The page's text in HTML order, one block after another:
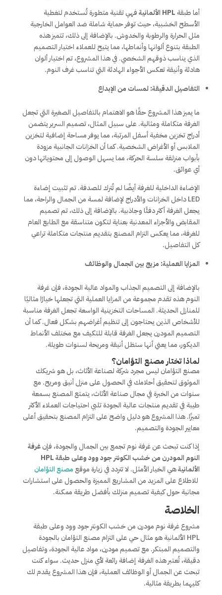
أما طبقة HPL الألمانية
فهي تقنية متطورة تُستخدم لتغطية
الأسطح الخشبية، حيث توفر حماية شاملة ضد العوامل الخارجية
مثل الحرارة والرطوبة والخدوش. بالإضافة إلى ذلك، تتميز هذه
الطبقة بتنوع ألوانها وأنماطها، مما يتيح للعملاء اختيار التصميم
الذي يناسب ذوقهم الشخصي. في هذا المشروع، تم اختيار ألوان
هادئة وأنيقة تعكس الأجواء الهادئة التي تناسب غرف النوم.
التفاصيل الدقيقة: لمسات من الإبداع
ما يميز هذا المشروع حقًا هو الاهتمام بالتفاصيل الصغيرة التي تجعل
الغرفة متكاملة ومثالية. على سبيل المثال، تصميم السرير يتضمن
أدراج تخزين مخفية أسفل المرتبة، مما يوفر مساحة إضافية لتخزين
الملابس أو الأغراض الشخصية. كما أن الخزانات الجانبية مزودة
بأبواب منزلقة سلسة الحركة، مما يسهل الوصول إلى محتوياتها دون
أي عوائق.
الإضاءة الداخلية للغرفة أيضًا لم تُترك للصدفة. تم تثبيت إضاءة
LED داخل الخزانات والأدراج لإضافة لمسة من الجمال والراحة، مما
يجعل الغرفة أكثر دفئًا وجاذبية. بالإضافة إلى ذلك، تم تصميم
المقابض والأجزاء المعدنية بعناية لتكون متناسقة مع الطابع العام
للغرفة، مما يعكس التزام المصنع بتقديم منتجات متكاملة تراعي
كل التفاصيل.
المزايا العملية: مزيج بين الجمال والوظائف
بالإضافة إلى التصميم الجذاب والمواد عالية الجودة، فإن غرفة
النوم هذه تقدم مجموعة من المزايا العملية التي تجعلها خيارًا مثاليًا
للمنازل الحديثة. المساحات التخزينية الواسعة تجعل الغرفة مناسبة
للأشخاص الذين يحتاجون إلى تنظيم أغراضهم بشكل فعال. كما أن
التصميم المودرن يجعل الغرفة قابلة للتكيف مع مختلف الأنماط
الديكور، مما يعني أنها ستظل أنيقة ومريحة لسنوات طويلة.
لماذا تختار مصنع التؤامان؟
مصنع التؤامان ليس مجرد شركة لصناعة الأثاث، بل هو شريكك
الموثوق لتحقيق أحلامك في الحصول على منزل أنيق ومريح. مع
سنوات من الخبرة في مجال صناعة الأثاث، يتمتع المصنع بسمعة
طيبة في تقديم منتجات عالية الجودة تلبي احتياجات العملاء الأكثر
تميزًا. هذا المشروع هو دليل واضح على التزام المصنع بتحقيق أعلى
معايير الجودة والتصميم.
إذا كنت تبحث عن غرفة نوم تجمع بين الجمال والجودة، فإنغرفة
النوم المودرن من خشب الكونتر جود وود وعلى طبقة HPL
الألمانيةهي الخيار الأمثل. لا تتردد في زيارة موقع مصنع التؤامان
للاطلاع على المزيد من المشاريع المميزة والحصول على استشارات
مجانية حول كيفية تصميم منزلك بأفضل طريقة ممكنة.
الخلاصة
مشروع غرفة نوم مودرن من خشب الكونتر جود وود وعلى طبقة
HPL الألمانية هو مثال حي على التزام مصنع التؤامان بالجودة
والتصميم المبتكر. مع تصميم مودرن، مواد عالية الجودة، وتفاصيل
دقيقة، تُعتبر هذه الغرفة إضافة رائعة لأي منزل حديث. سواء كنت
تبحث عن الجمال أو الوظائف العملية، فإن هذا المشروع يقدم لك
كليهما بطريقة مثالية.